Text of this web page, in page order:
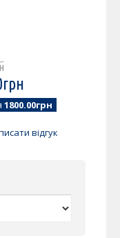
грн
1800.00грн
відгук